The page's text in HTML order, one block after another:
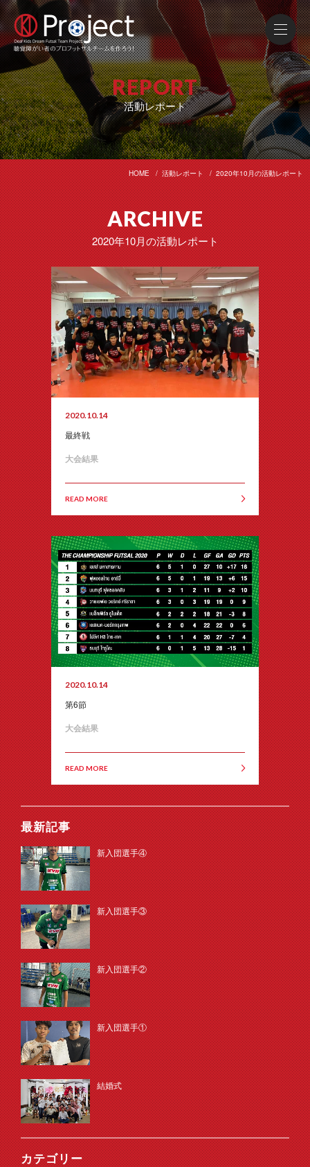
REPORT
活動レポート
HOME 活動レポート 2020年10月の活動レポート
ARCHIVE
2020年10月の活動レポート
2020.10.14
最終戦
大会結果
READ MORE
2020.10.14
第6節
大会結果
READ MORE
最新記事
新入団選手④
新入団選手③
新入団選手②
新入団選手①
結婚式
カテゴリー